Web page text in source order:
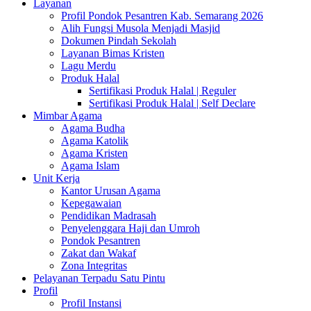
Layanan
Profil Pondok Pesantren Kab. Semarang 2026
Alih Fungsi Musola Menjadi Masjid
Dokumen Pindah Sekolah
Layanan Bimas Kristen
Lagu Merdu
Produk Halal
Sertifikasi Produk Halal | Reguler
Sertifikasi Produk Halal | Self Declare
Mimbar Agama
Agama Budha
Agama Katolik
Agama Kristen
Agama Islam
Unit Kerja
Kantor Urusan Agama
Kepegawaian
Pendidikan Madrasah
Penyelenggara Haji dan Umroh
Pondok Pesantren
Zakat dan Wakaf
Zona Integritas
Pelayanan Terpadu Satu Pintu
Profil
Profil Instansi